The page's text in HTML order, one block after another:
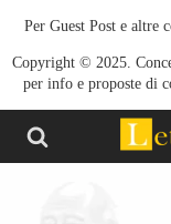
Per Guest Post e altre
Copyright © 2025.
per info e proposte di